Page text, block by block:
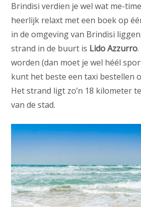
Brindisi verdien je wel wat me-
heerlijk relaxt met een boek op
in de omgeving van Brindisi
strand in de buurt is Lido Azzurro
worden (dan moet je wel héél
kunt het beste een taxi bestellen
Het strand ligt zo’n 18 kilometer
van de stad.